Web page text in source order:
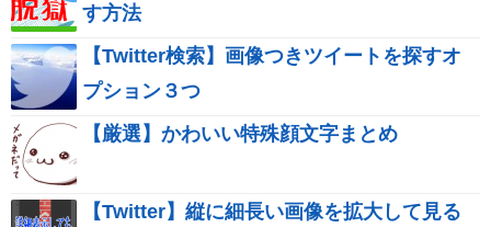
す方法
【Twitter検索】画像つきツイートを探すオ
プション３つ
【厳選】かわいい特殊顔文字まとめ
【Twitter】縦に細長い画像を拡大して見る